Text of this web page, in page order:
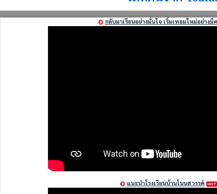
กลับมาเรียนอย่างมั่นใจ เริ่มเทอมใหม่อย่างมี
แนะนำโรงเรียนบ้านโนนสวรรค์